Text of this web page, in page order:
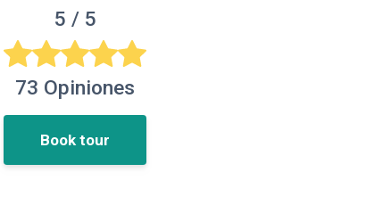
5 / 5
73 Opiniones
Book tour